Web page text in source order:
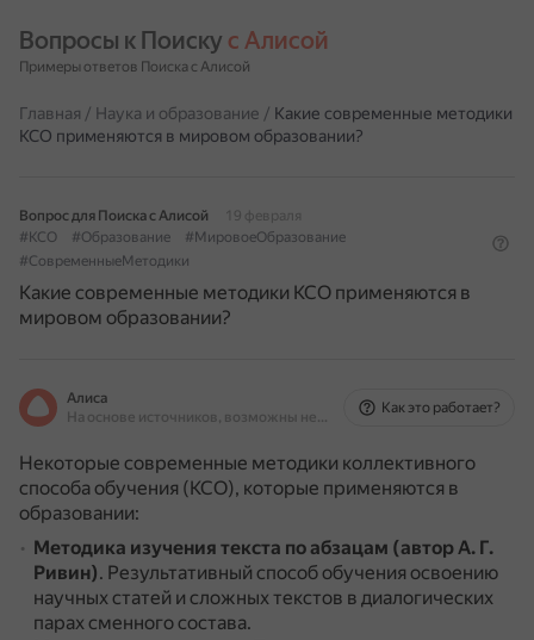
Вопросы к Поиску с Алисой
Примеры ответов Поиска с Алисой
Главная / Наука и образование / Какие современные методики
КСО применяются в мировом образовании?
Вопрос для Поиска с Алисой
19 февраля
#КСО
#Образование
#МировоеОбразование
#СовременныеМетодики
Какие современные методики КСО применяются в
мировом образовании?
Алиса
На основе источников, возможны неточности
Как это работает?
Некоторые современные методики коллективного
способа обучения (КСО), которые применяются в
образовании:
Методика изучения текста по абзацам (автор А. Г.
Ривин). Результативный способ обучения освоению
научных статей и сложных текстов в диалогических
парах сменного состава.